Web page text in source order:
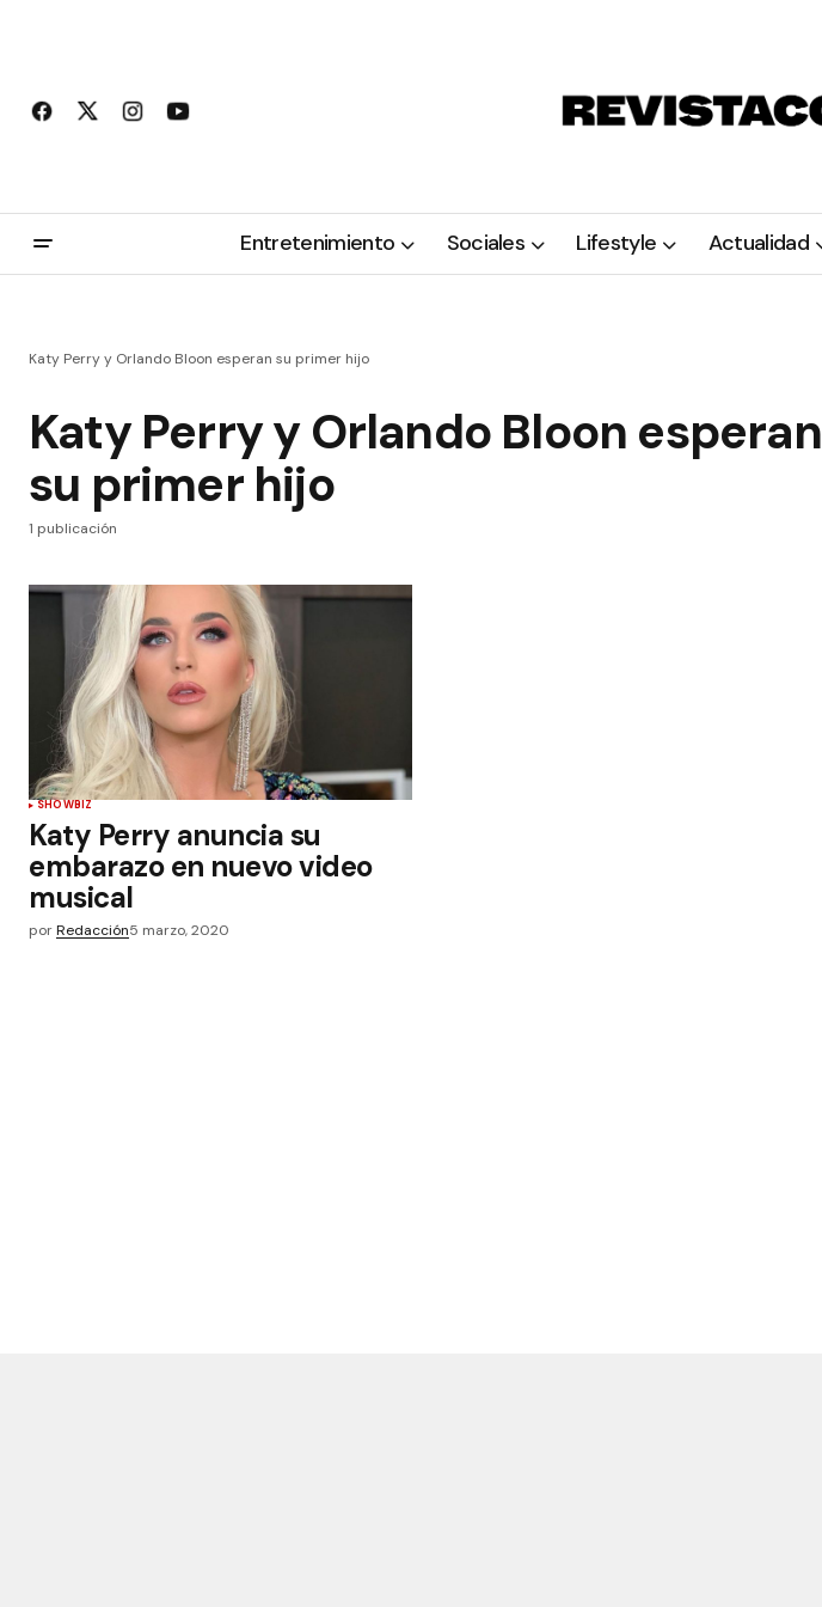
Entretenimiento Sociales Lifestyle Actualidad
Katy Perry y Orlando Bloon esperan su primer hijo
Katy Perry y Orlando Bloon esperan
su primer hijo
1 publicación
SHOWBIZ
Katy Perry anuncia su
embarazo en nuevo video
musical
porRedacción5 marzo, 2020